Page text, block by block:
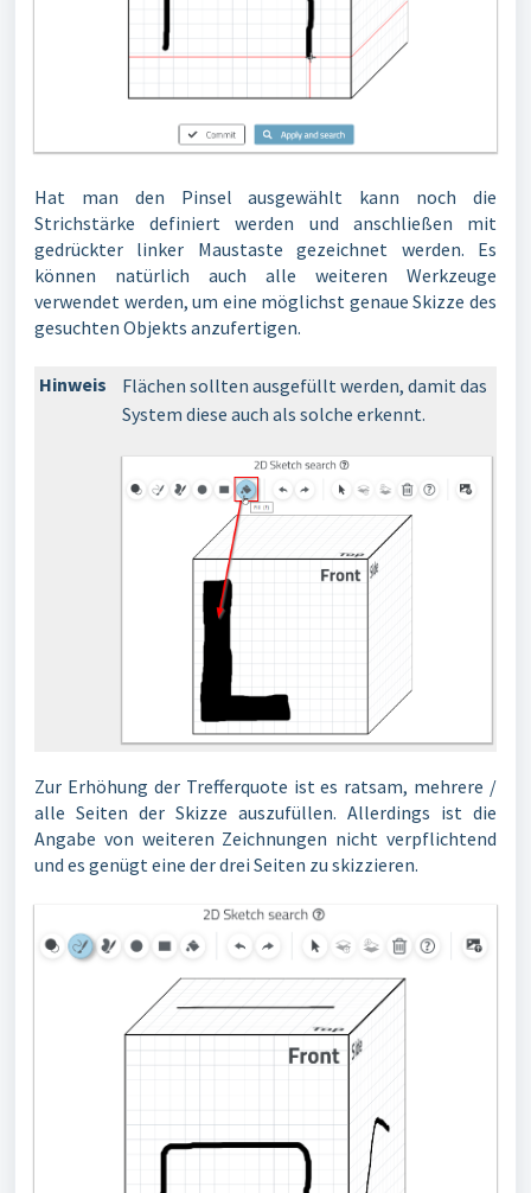
Hat man den Pinsel ausgewählt kann noch die
Strichstärke definiert werden und anschließen mit
gedrückter linker Maustaste gezeichnet werden. Es
können natürlich auch alle weiteren Werkzeuge
verwendet werden, um eine möglichst genaue Skizze des
gesuchten Objekts anzufertigen.
Hinweis
Flächen sollten ausgefüllt werden, damit das
System diese auch als solche erkennt.
Zur Erhöhung der Trefferquote ist es ratsam, mehrere /
alle Seiten der Skizze auszufüllen. Allerdings ist die
Angabe von weiteren Zeichnungen nicht verpflichtend
und es genügt eine der drei Seiten zu skizzieren.